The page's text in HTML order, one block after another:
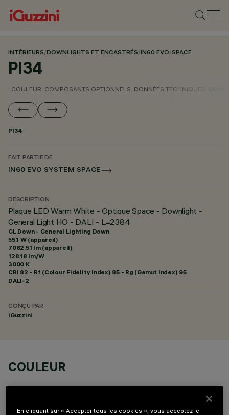
INTÉRIEURS/DOWNLIGHTS ET ENCASTRÉS/IN60 EVO/SPACE
PI34
COULEUR COMPOSANTS OPTIONNELS DONNÉES TECHNIQUES
PI34
FAIT PARTIE DE
IN60 EVO SYSTEM SPACE
DESCRIPTION
Plaque LED Warm White - Optique Space - Downlight -
General Light HO - DALI - L=2384
GL Down - General Lighting Down
55.1 W (appareil)
7062.51 lm (appareil)
128.18 lm/W
3000 K
CRI 82 - Rf (Colour Fidelity Index) 85 - Rg (Gamut Index) 95
DALI-2
CONÇU PAR
iGuzzini
COULEUR
En cliquant sur « Accepter tous les cookies », vous acceptez le